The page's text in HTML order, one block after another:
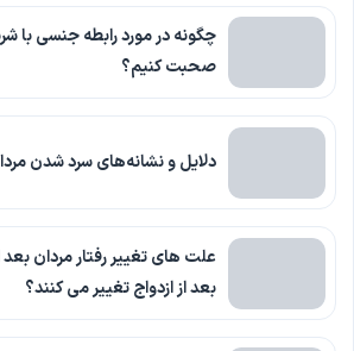
چگونه در مورد رابطه جنسی با
صحبت کنیم؟
دلایل و نشانه‌های سرد شدن
علت های تغییر رفتار مردان بعد
بعد از ازدواج تغییر می کنند؟